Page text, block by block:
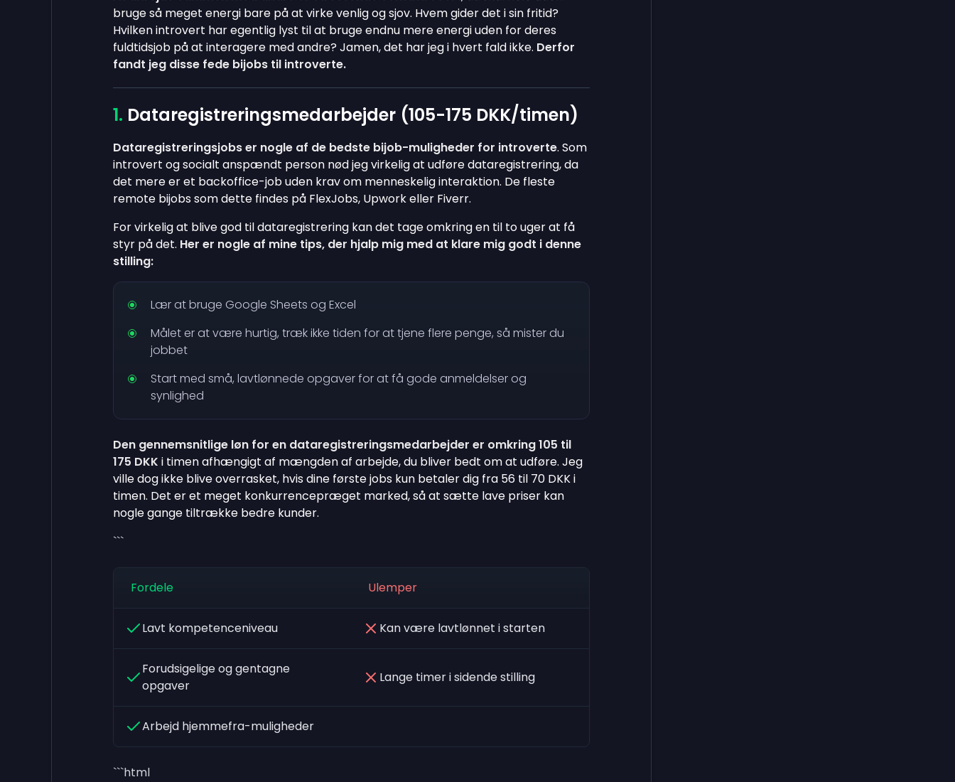
bruge så meget energi bare på at virke venlig og sjov. Hvem gider det i sin fritid?
Hvilken introvert har egentlig lyst til at bruge endnu mere energi uden for deres
fuldtidsjob på at interagere med andre? Jamen, det har jeg i hvert fald ikke. Derfor
fandt jeg disse fede bijobs til introverte.
Dataregistreringsmedarbejder (105-175 DKK/timen)
Dataregistreringsjobs er nogle af de bedste bijob-muligheder for introverte. Som
introvert og socialt anspændt person nød jeg virkelig at udføre dataregistrering, da
det mere er et backoffice-job uden krav om menneskelig interaktion. De fleste
remote bijobs som dette findes på FlexJobs, Upwork eller Fiverr.
For virkelig at blive god til dataregistrering kan det tage omkring en til to uger at få
styr på det. Her er nogle af mine tips, der hjalp mig med at klare mig godt i denne
stilling:
Lær at bruge Google Sheets og Excel
Målet er at være hurtig, træk ikke tiden for at tjene flere penge, så mister du
jobbet
Start med små, lavtlønnede opgaver for at få gode anmeldelser og
synlighed
Den gennemsnitlige løn for en dataregistreringsmedarbejder er omkring 105 til
175 DKK i timen afhængigt af mængden af arbejde, du bliver bedt om at udføre. Jeg
ville dog ikke blive overrasket, hvis dine første jobs kun betaler dig fra 56 til 70 DKK i
timen. Det er et meget konkurrencepræget marked, så at sætte lave priser kan
nogle gange tiltrække bedre kunder.
```
Fordele Ulemper
Lavt kompetenceniveau Kan være lavtlønnet i starten
Forudsigelige og gentagne
opgaver
Lange timer i sidende stilling
Arbejd hjemmefra-muligheder
```html